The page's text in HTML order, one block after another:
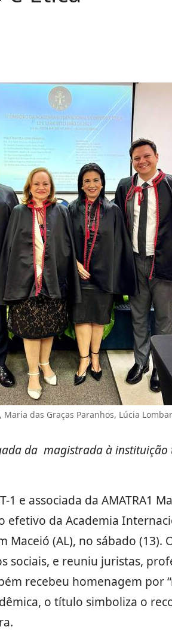
das Graças Paranhos, Lúcia
da magistrada à instituição
e associada da AMATRA1
da Academia
(AL), no sábado (13).
sociais, e reuniu juristas,
recebeu homenagem por
o título simboliza o